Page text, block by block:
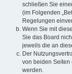
schließen Sie
(im Folgenden
Regelungen
Wenn Sie mit
Sie das Board
jeweils die an
Der
von beiden Seiten
werden.